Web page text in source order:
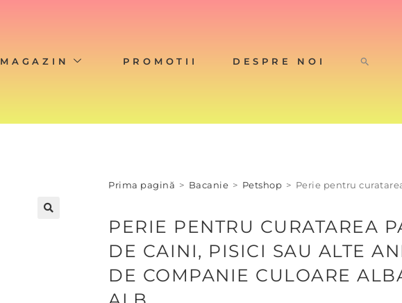
MAGAZIN PROMOTII DESPRE NOI
Prima pagină > Bacanie > Petshop > Perie pentru
PERIE PENTRU CURATAREA
DE CAINI, PISICI SAU ALTE
DE COMPANIE CULOARE